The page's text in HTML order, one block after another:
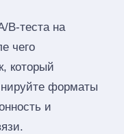
B‑теста на
чего
который
форматы
и